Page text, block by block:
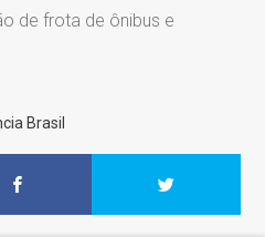
de frota de ônibus e
Brasil